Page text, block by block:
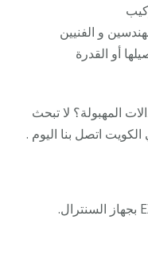
و الفنيين
أو القدرة
المهبولة؟ لا تبحث
اتصل بنا اليوم .